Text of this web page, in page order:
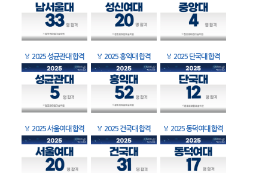
🏅 2025 성균관대 합격 🏅 2025 홍익대 합격 🏅 2025 단국대 합격
🏅 2025 서울여대 합격 🏅 2025 건국대 합격 🏅 2025 동덕여대 합격